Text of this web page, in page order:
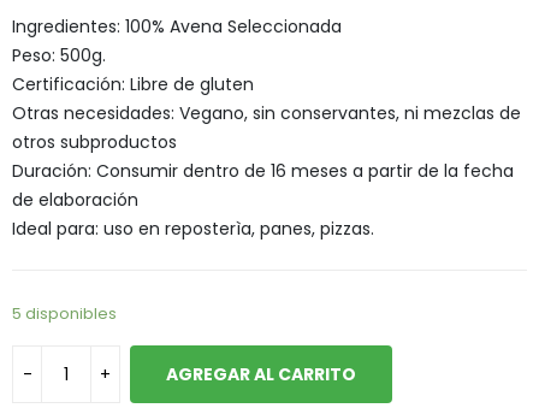
Ingredientes: 100% Avena Seleccionada
Peso: 500g.
Certificación: Libre de gluten
Otras necesidades: Vegano, sin conservantes, ni mezclas de
otros subproductos
Duración: Consumir dentro de 16 meses a partir de la fecha
de elaboración
Ideal para: uso en reposterìa, panes, pizzas.
5 disponibles
AGREGAR AL CARRITO